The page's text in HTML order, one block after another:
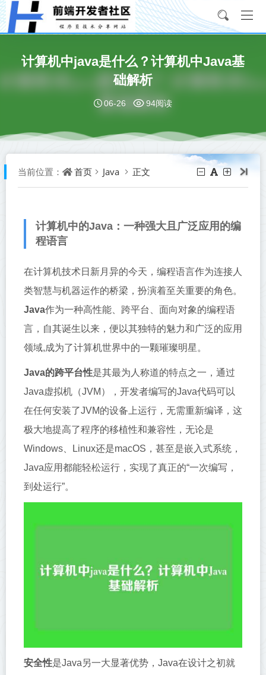
计算机中java是什么？计算机中Java基
础解析
06-26 94阅读
当前位置： 首页 Java 正文
计算机中的Java：一种强大且广泛应用的编
程语言
在计算机技术日新月异的今天，编程语言作为连接人
类智慧与机器运作的桥梁，扮演着至关重要的角色。
Java作为一种高性能、跨平台、面向对象的编程语
言，自其诞生以来，便以其独特的魅力和广泛的应用
领域,成为了计算机世界中的一颗璀璨明星。
Java的跨平台性是其最为人称道的特点之一，通过
Java虚拟机（JVM），开发者编写的Java代码可以
在任何安装了JVM的设备上运行，无需重新编译，这
极大地提高了程序的移植性和兼容性，无论是
Windows、Linux还是macOS，甚至是嵌入式系统，
Java应用都能轻松运行，实现了真正的“一次编写，
到处运行”。
安全性是Java另一大显著优势，Java在设计之初就